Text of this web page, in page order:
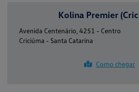
Kolina Premier
Avenida Centenário, 4251 - Centro
Criciúma - Santa Catarina
Como chegar